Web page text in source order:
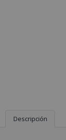
Descripción